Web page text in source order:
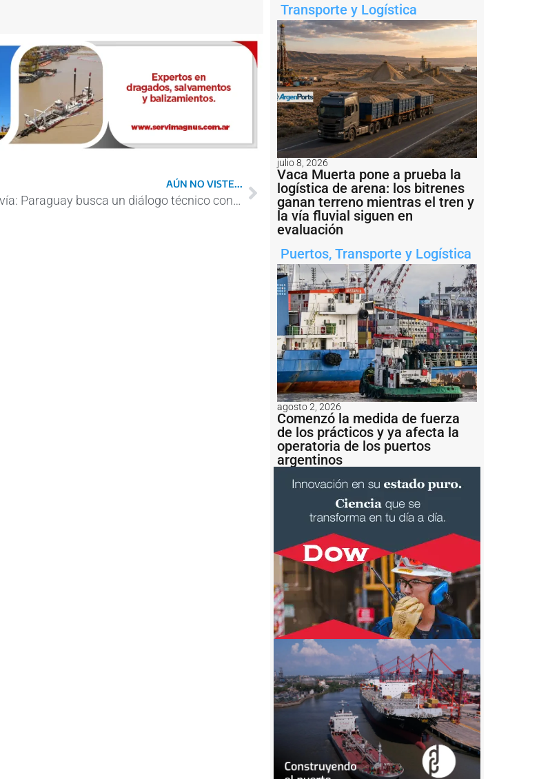
AÚN NO VISTE...
Hidrovía: Paraguay busca un diálogo técnico con Argentina para levantar el peaje
Transporte y Logística
julio 8, 2026
Vaca Muerta pone a prueba la
logística de arena: los bitrenes
ganan terreno mientras el tren y
la vía fluvial siguen en
evaluación
Puertos, Transporte y Logística
agosto 2, 2026
Comenzó la medida de fuerza
de los prácticos y ya afecta la
operatoria de los puertos
argentinos